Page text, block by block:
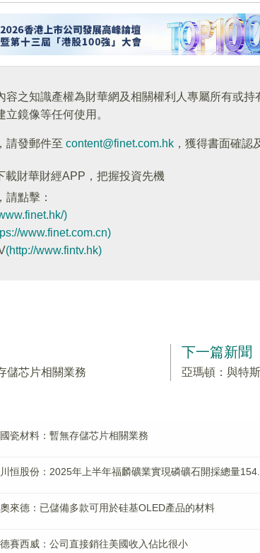
容之知識產權為財華網及相關權利人專屬所有或持
立鏡像等任何使用。
請發郵件至 content@finet.com.hk ，獲得書面確認
載財華財經APP，把握投資先機
請點擊：
)
www.finet.com.cn)
(http://www.fintv.hk)
儲芯片相關業務
下一篇新聞
亞瑪頓：與特
國瓷材料：暫無存儲芯片相關業務
川恒股份：2025年上半年福麟礦業實現磷礦石開採總量
奧來德：已儲備多款可用於硅基OLED產品的材料
德賽西威：公司直接銷往美國收入佔比很小